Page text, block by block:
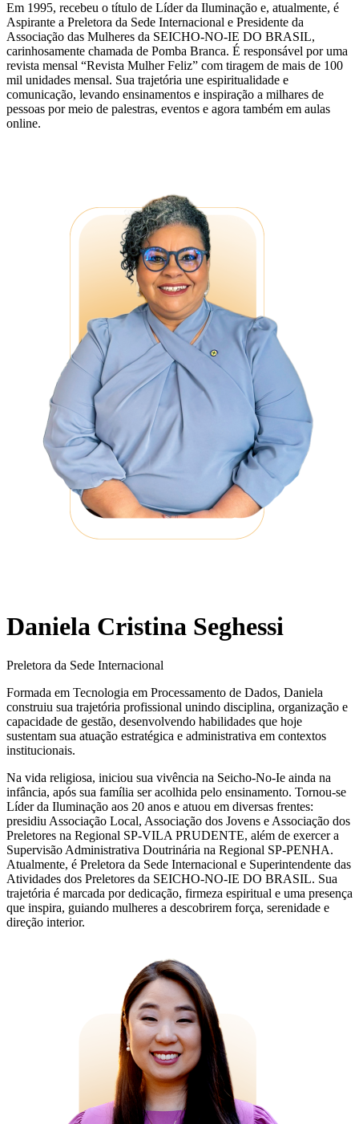
Em 1995, recebeu o título de Líder da Iluminação e, atualmente, é
Aspirante a Preletora da Sede Internacional e Presidente da
Associação das Mulheres da SEICHO-NO-IE DO BRASIL,
carinhosamente chamada de Pomba Branca. É responsável por uma
revista mensal “Revista Mulher Feliz” com tiragem de mais de 100
mil unidades mensal. Sua trajetória une espiritualidade e
comunicação, levando ensinamentos e inspiração a milhares de
pessoas por meio de palestras, eventos e agora também em aulas
online.
Daniela Cristina Seghessi
Preletora da Sede Internacional
Formada em Tecnologia em Processamento de Dados, Daniela
construiu sua trajetória profissional unindo disciplina, organização e
capacidade de gestão, desenvolvendo habilidades que hoje
sustentam sua atuação estratégica e administrativa em contextos
institucionais.
Na vida religiosa, iniciou sua vivência na Seicho-No-Ie ainda na
infância, após sua família ser acolhida pelo ensinamento. Tornou-se
Líder da Iluminação aos 20 anos e atuou em diversas frentes:
presidiu Associação Local, Associação dos Jovens e Associação dos
Preletores na Regional SP-VILA PRUDENTE, além de exercer a
Supervisão Administrativa Doutrinária na Regional SP-PENHA.
Atualmente, é Preletora da Sede Internacional e Superintendente das
Atividades dos Preletores da SEICHO-NO-IE DO BRASIL. Sua
trajetória é marcada por dedicação, firmeza espiritual e uma presença
que inspira, guiando mulheres a descobrirem força, serenidade e
direção interior.